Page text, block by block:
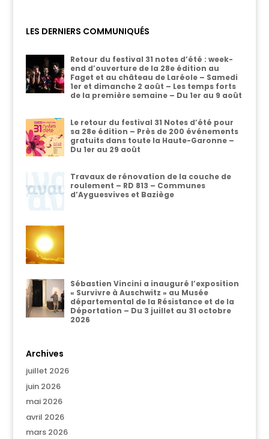
LES DERNIERS COMMUNIQUÉS
Retour du festival 31 notes d’été : week-
end d’ouverture de la 28e édition au
Faget et au château de Laréole – Samedi
1er et dimanche 2 août – Les temps forts
de la première semaine – Du 1er au 9 août
Le retour du festival 31 Notes d’été pour
sa 28e édition – Près de 200 événements
gratuits dans toute la Haute-Garonne –
Du 1er au 29 août
Travaux de rénovation de la couche de
roulement – RD 813 – Communes
d’Ayguesvives et Baziège
Sébastien Vincini a inauguré l’exposition
« Survivre à Auschwitz » au Musée
départemental de la Résistance et de la
Déportation – Du 3 juillet au 31 octobre
2026
Archives
juillet 2026
juin 2026
mai 2026
avril 2026
mars 2026